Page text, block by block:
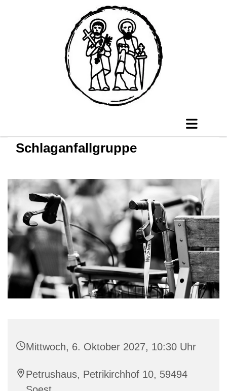
Schlaganfallgruppe
Mittwoch, 6. Oktober 2027, 10:30 Uhr
Petrushaus, Petrikirchhof 10, 59494